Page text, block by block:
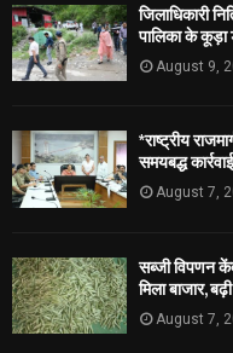
जिलाधिकारी
पालिका के कूड़ा
August 9,
*राष्ट्रीय
समयबद्ध
August 7,
सब्जी विपणन
मिला बाजार,
August 7,